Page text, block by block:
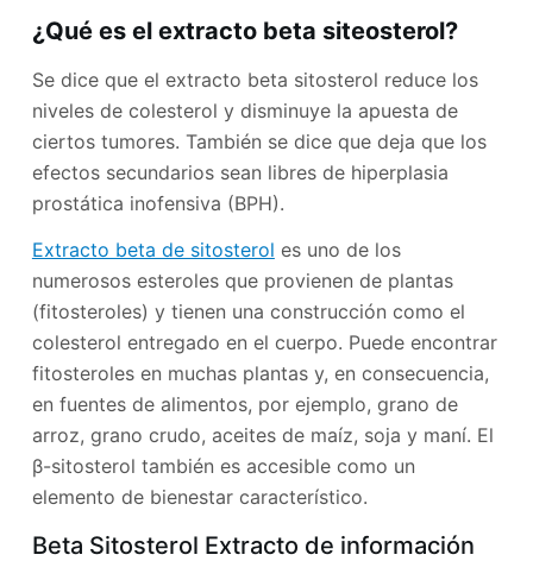
¿Qué es el extracto beta siteosterol?
Se dice que el extracto beta sitosterol reduce los
niveles de colesterol y disminuye la apuesta de
ciertos tumores. También se dice que deja que los
efectos secundarios sean libres de hiperplasia
prostática inofensiva (BPH).
Extracto beta de sitosterol es uno de los
numerosos esteroles que provienen de plantas
(fitosteroles) y tienen una construcción como el
colesterol entregado en el cuerpo. Puede encontrar
fitosteroles en muchas plantas y, en consecuencia,
en fuentes de alimentos, por ejemplo, grano de
arroz, grano crudo, aceites de maíz, soja y maní. El
β-sitosterol también es accesible como un
elemento de bienestar característico.
Beta Sitosterol Extracto de información